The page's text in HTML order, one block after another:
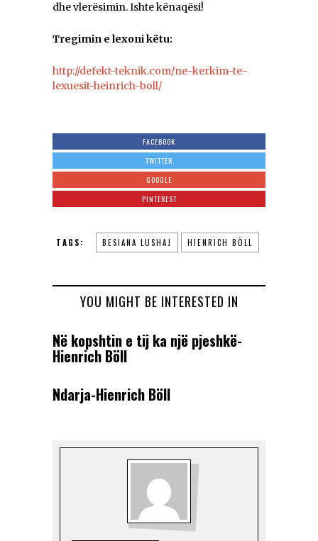
dhe vlerësimin. Ishte kënaqësi!
Tregimin e lexoni këtu:
http://defekt-teknik.com/ne-kerkim-te-
lexuesit-heinrich-boll/
FACEBOOK
TWITTER
GOOGLE
PINTEREST
TAGS: BESIANA LUSHAJ HIENRICH BÖLL
YOU MIGHT BE INTERESTED IN
Në kopshtin e tij ka një pjeshkë-
Hienrich Böll
Ndarja-Hienrich Böll